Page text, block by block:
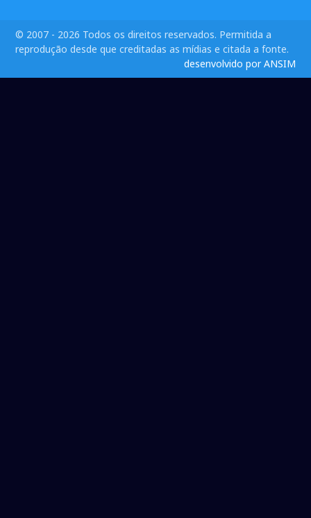
© 2007 - 2026 Todos os direitos reservados. Permitida a
reprodução desde que creditadas as mídias e citada a fonte.
desenvolvido por ANSIM